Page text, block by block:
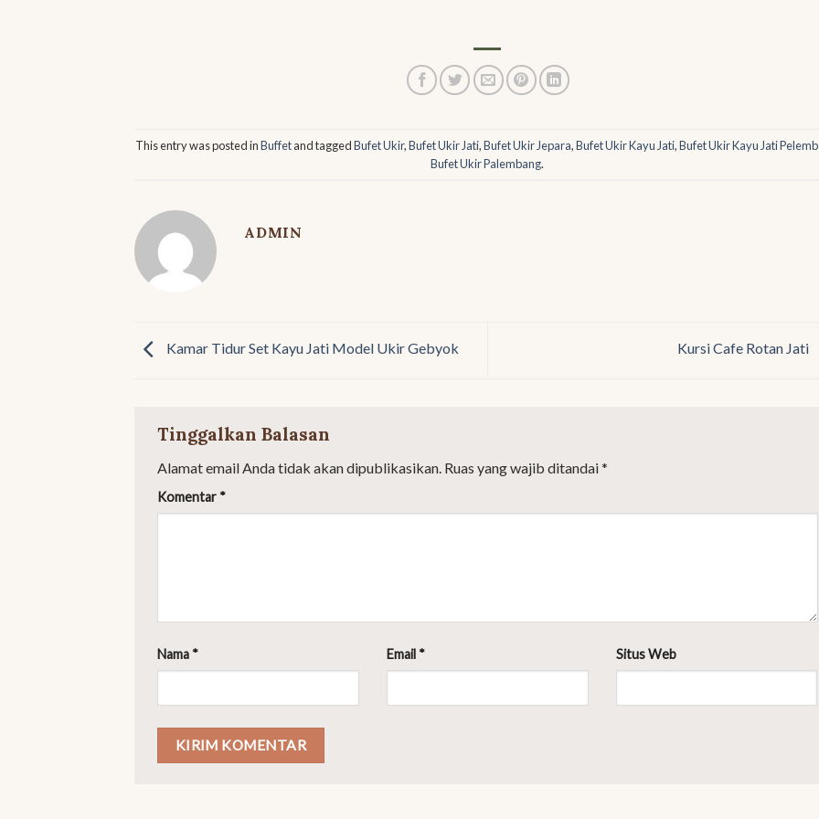
This entry was posted inBuffetand taggedBufet Ukir,Bufet Ukir Jati,Bufet Ukir Jepara,Bufet Ukir Kayu Jati,Bufet Ukir Kayu Jati
Bufet Ukir Palembang.
ADMIN
Kamar Tidur Set Kayu Jati Model Ukir Gebyok Kursi Cafe Rotan Jati
Tinggalkan Balasan
Alamat email Anda tidak akan dipublikasikan. Ruas yang wajib ditandai*
Komentar *
Nama * Email * Situs Web